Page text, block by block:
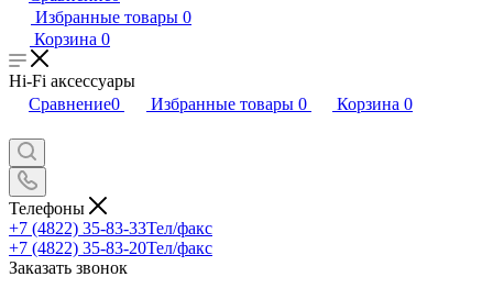
Избранные товары 0
Корзина 0
Hi-Fi аксессуары
Сравнение0 Избранные товары 0 Корзина 0
Телефоны
+7 (4822) 35-83-33Тел/факс
+7 (4822) 35-83-20Тел/факс
Заказать звонок